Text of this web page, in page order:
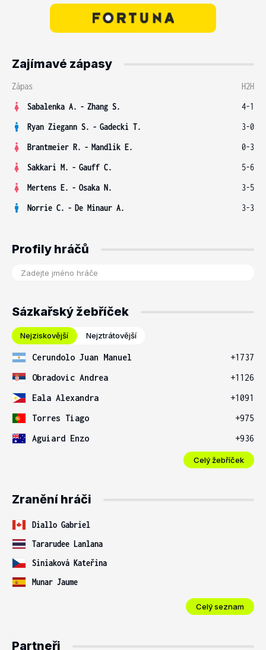
Zajímavé zápasy
Zápas
H2H
Sabalenka A. - Zhang S.
4-1
Ryan Ziegann S. - Gadecki T.
3-0
Brantmeier R. - Mandlik E.
0-3
Sakkari M. - Gauff C.
5-6
Mertens E. - Osaka N.
3-5
Norrie C. - De Minaur A. 3-3
Profily hráčů
Sázkařský žebříček
Nejziskovější Nejztrátovější
Cerundolo Juan Manuel
+1737
Obradovic Andrea
+1126
Eala Alexandra
+1091
Torres Tiago
+975
Aguiard Enzo
+936
Celý žebříček
Zranění hráči
Diallo Gabriel
Tararudee Lanlana
Siniaková Kateřina
Munar Jaume
Celý seznam
Partneři